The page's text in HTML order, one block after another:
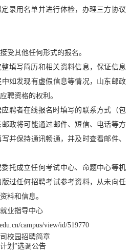
录用名单并进行体检，办理三方协议
受其他任何形式的报名。
整填写简历和相关资料信息，保证信息
如发现有虚假信息等情况，山东邮政
聘资格的权利。
应聘者在线报名时填写的联系方式（包
政将可能通过邮件、短信、电话等方
并保持通讯畅通，并及时查看邮件、
委托成立任何考试中心、命题中心等机
过任何招聘考试参考资料，从未向任
料和信息。
业指导中心
campus/view/id/519770
校园招聘简章
划”选调公告